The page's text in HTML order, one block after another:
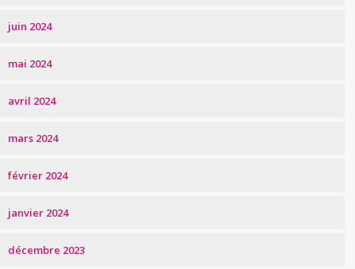
juin 2024
mai 2024
avril 2024
mars 2024
février 2024
janvier 2024
décembre 2023